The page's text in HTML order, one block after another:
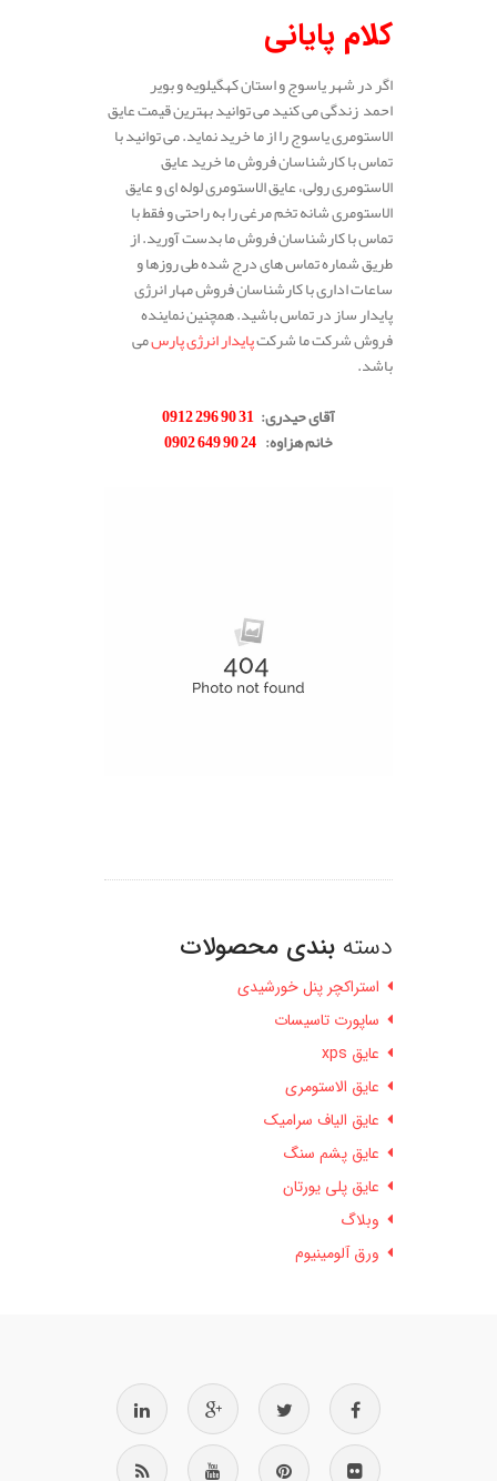
کلام پایانی
اگر در شهر یاسوج و استان کهگیلویه و بویر
احمد زندگی می کنید می توانید بهترین قیمت عایق
الاستومری یاسوج را از ما خرید نماید. می توانید با
تماس با کارشناسان فروش ما خرید عایق
الاستومری رولی، عایق الاستومری لوله ای و عایق
الاستومری شانه تخم مرغی را به راحتی و فقط با
تماس با کارشناسان فروش ما بدست آورید. از
طریق شماره تماس های درج شده طی روزها و
ساعات اداری با کارشناسان فروش مهار انرژی
پایدار ساز در تماس باشید. همچنین نماینده
فروش شرکت ما شرکتپایدار انرژی پارسمی
باشد.
آقای حیدری:
31 90 296 0912
خانم هزاوه:
24 90 649 0902
دسته بندی محصولات
استراکچر پنل خورشیدی
ساپورت تاسیسات
عایق xps
عایق الاستومری
عایق الیاف سرامیک
عایق پشم سنگ
عایق پلی یورتان
وبلاگ
ورق آلومینیوم